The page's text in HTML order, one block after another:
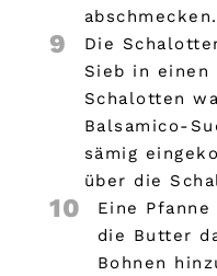
abschmecken.
9
Die
Sieb in einen
Schalotten
Balsamico-
sämig
über die
10
Eine
die Butter
Bohnen